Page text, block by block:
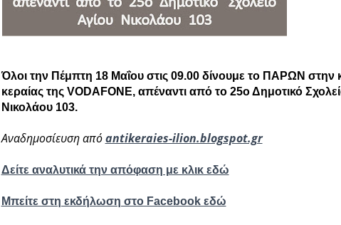
Όλοι την Πέμπτη 18 Μαΐου στις 09.00 δίνουμε το ΠΑΡΩΝ στην
κεραίας της VODAFONE, απέναντι από το 25ο Δημοτικό
Νικολάου 103.
Αναδημοσίευση απόantikeraies-ilion.blogspot.gr
Δείτε αναλυτικά την απόφαση με κλικ εδώ
Μπείτε στη εκδήλωση στο Facebook εδώ